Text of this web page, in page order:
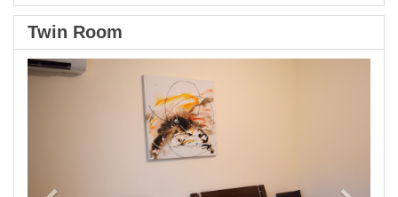
Twin Room
Previous Next